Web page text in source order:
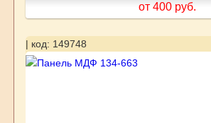
от 400 руб.
| код: 149748